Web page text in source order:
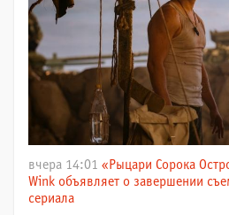
вчера 14:01 «Рыцари Сорока
Wink объявляет о завершении
сериала